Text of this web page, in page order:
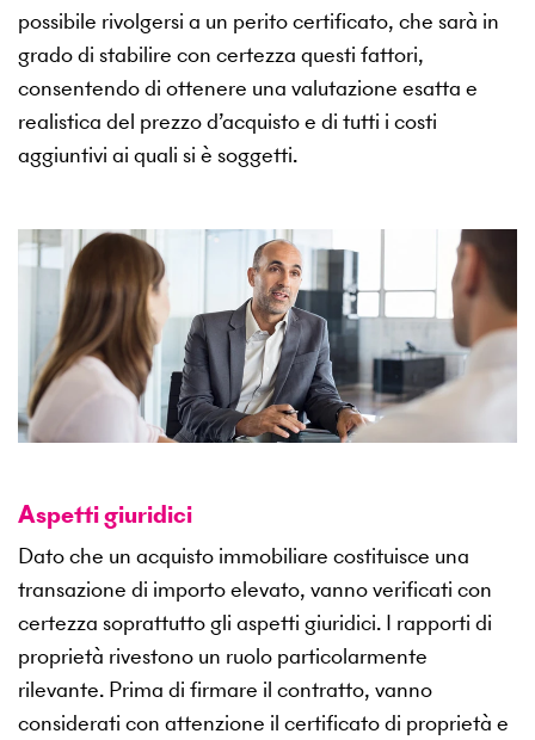
possibile rivolgersi a un perito certificato, che sarà in
grado di stabilire con certezza questi fattori,
consentendo di ottenere una valutazione esatta e
realistica del prezzo d’acquisto e di tutti i costi
aggiuntivi ai quali si è soggetti.
Aspetti giuridici
Dato che un acquisto immobiliare costituisce una
transazione di importo elevato, vanno verificati con
certezza soprattutto gli aspetti giuridici. I rapporti di
proprietà rivestono un ruolo particolarmente
rilevante. Prima di firmare il contratto, vanno
considerati con attenzione il certificato di proprietà e